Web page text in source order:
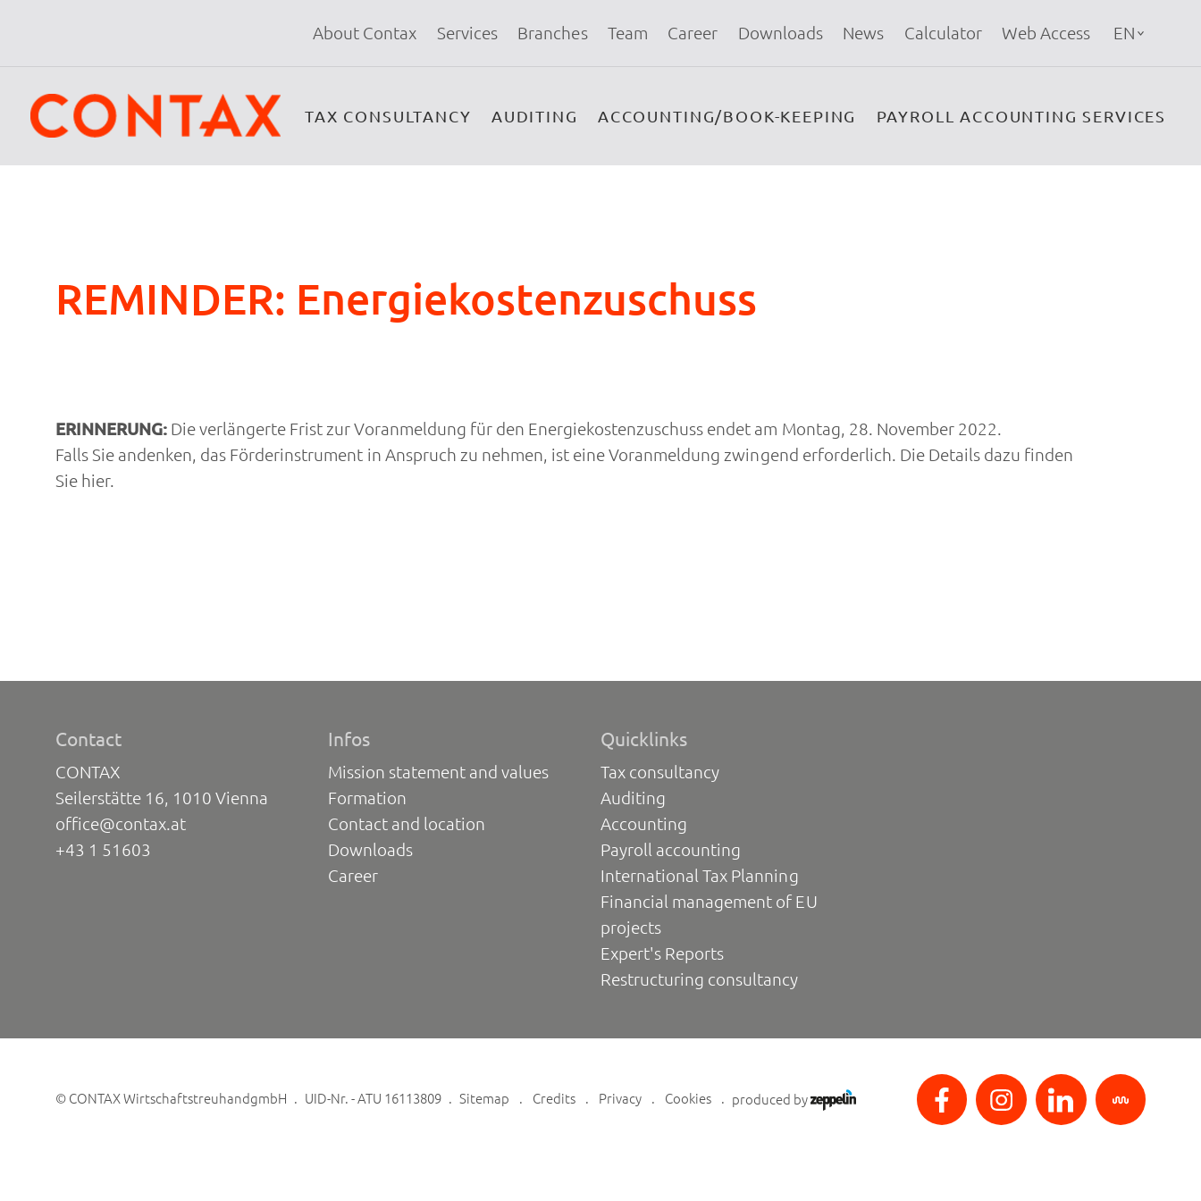
About Contax Services Branches Team Career Downloads News Calculator Web Access EN
TAX CONSULTANCY AUDITING ACCOUNTING/BOOK-KEEPING PAYROLL ACCOUNTING SERVICES
REMINDER: Energiekostenzuschuss
ERINNERUNG:Die verlängerte Frist zur Voranmeldung für den Energiekostenzuschuss endet am Montag, 28. November 2022.
Falls Sie andenken, das Förderinstrument in Anspruch zu nehmen, ist eine Voranmeldung zwingend erforderlich. Die Details dazu finden
Sie hier.
Contact
CONTAX
Seilerstätte 16, 1010 Vienna
office@contax.at
+43 1 51603
Infos
Mission statement and values
Formation
Contact and location
Downloads
Career
Quicklinks
Tax consultancy
Auditing
Accounting
Payroll accounting
International Tax Planning
Financial management of EU
projects
Expert's Reports
Restructuring consultancy
© CONTAX WirtschaftstreuhandgmbH UID-Nr. - ATU 16113809 Sitemap Credits Privacy Cookies produced by